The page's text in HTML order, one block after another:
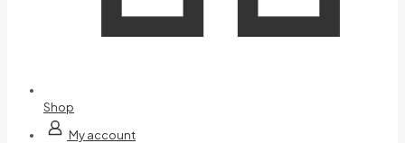
Shop
My account